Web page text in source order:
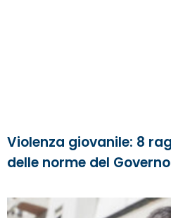
Violenza giovanile: 8
delle norme del Governo